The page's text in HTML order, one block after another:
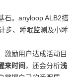
石。anyloop ALB2搭
步、睡眠监测及小睡
激励用户达成活动目
来时间 ，还会分析浅